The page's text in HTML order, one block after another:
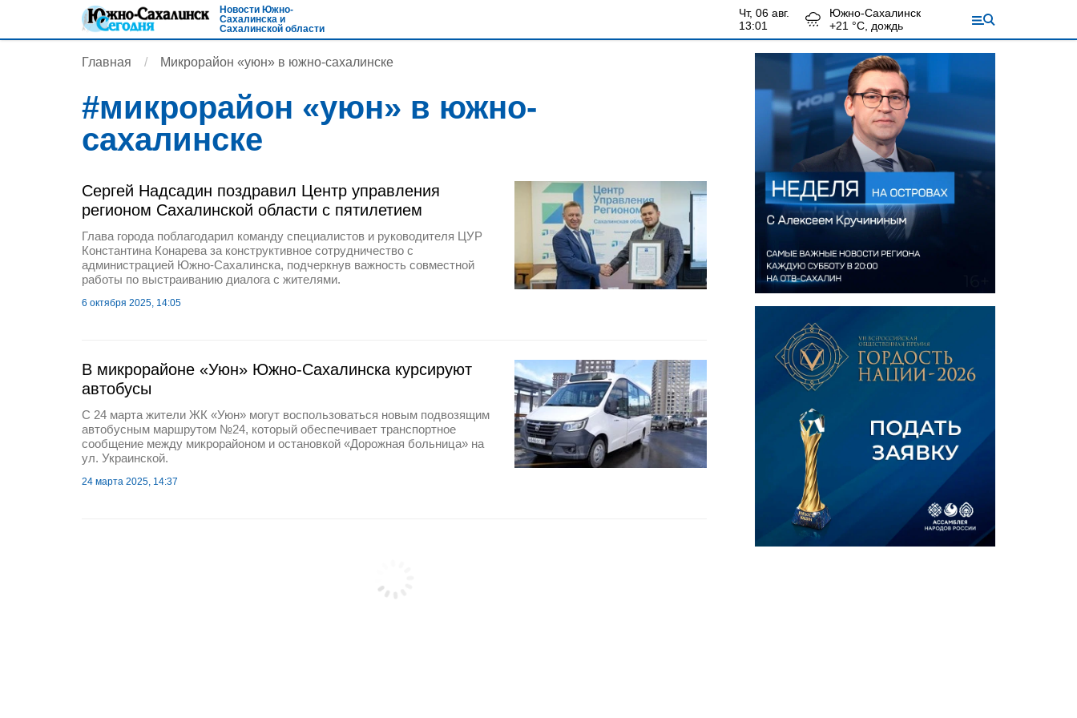
Новости Южно-
Сахалинска и
Сахалинской области
чт, 06 авг.
13:01
Южно-Сахалинск
+21 °С, дождь
Главная Микрорайон «уюн» в южно-сахалинске
#микрорайон «уюн» в южно-
сахалинске
Сергей Надсадин поздравил Центр управления
регионом Сахалинской области с пятилетием
Глава города поблагодарил команду специалистов и руководителя ЦУР
Константина Конарева за конструктивное сотрудничество с
администрацией Южно-Сахалинска, подчеркнув важность совместной
работы по выстраиванию диалога с жителями.
6 октября 2025, 14:05
В микрорайоне «Уюн» Южно-Сахалинска курсируют
автобусы
С 24 марта жители ЖК «Уюн» могут воспользоваться новым подвозящим
автобусным маршрутом №24, который обеспечивает транспортное
сообщение между микрорайоном и остановкой «Дорожная больница» на
ул. Украинской.
24 марта 2025, 14:37